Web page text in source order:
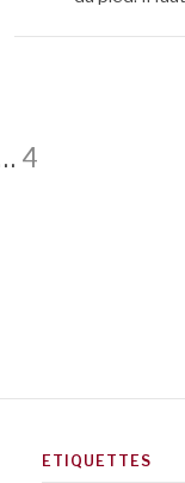
Page
4
ETIQUETTES